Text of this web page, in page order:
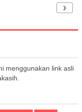
›
menggunakan link asli